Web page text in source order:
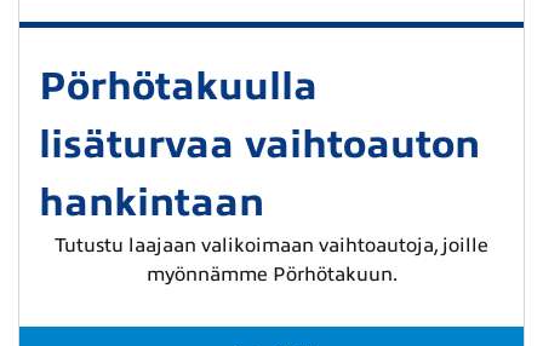
Pörhötakuulla
lisäturvaa vaihtoauton
hankintaan
Tutustu laajaan valikoimaan vaihtoautoja, joille
myönnämme Pörhötakuun.